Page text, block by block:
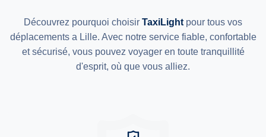
Découvrez pourquoi choisir TaxiLight pour tous vos
déplacements a Lille. Avec notre service fiable, confortable
et sécurisé, vous pouvez voyager en toute tranquillité
d'esprit, où que vous alliez.